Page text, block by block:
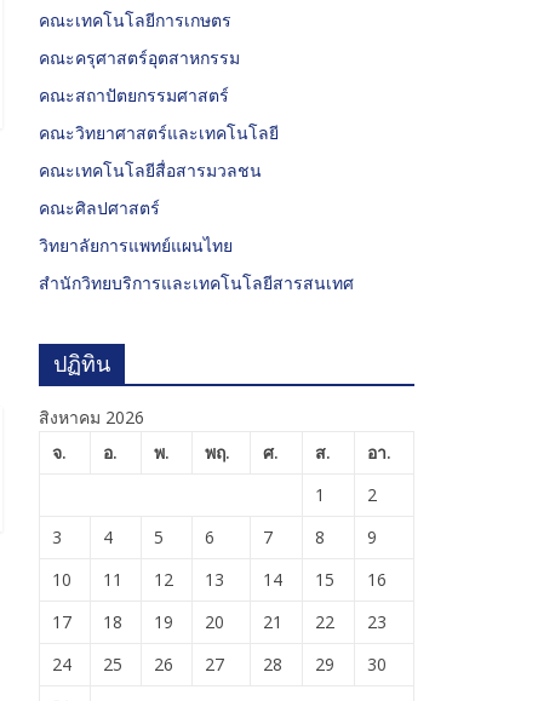
คณะเทคโนโลยีการเกษตร
คณะครุศาสตร์อุตสาหกรรม
คณะสถาปัตยกรรมศาสตร์
คณะวิทยาศาสตร์และเทคโนโลยี
คณะเทคโนโลยีสื่อสารมวลชน
คณะศิลปศาสตร์
วิทยาลัยการแพทย์แผนไทย
สำนักวิทยบริการและเทคโนโลยีสารสนเทศ
ปฏิทิน
สิงหาคม 2026
จ.
อ. พ. พฤ. ศ. ส. อา.
1
2
3
4 5 6 7 8
9
10
11 12 13 14 15
16
17
18 19 20 21 22
23
24
25 26 27 28 29
30